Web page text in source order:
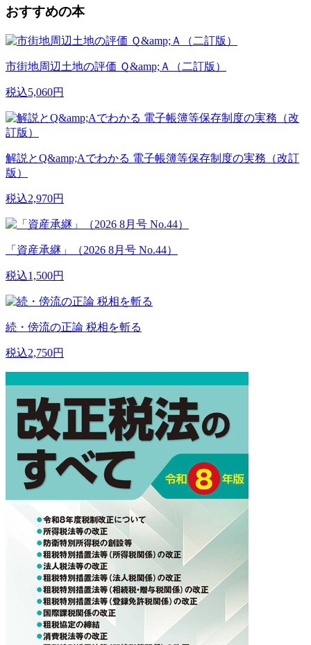
おすすめの本
市街地周辺土地の評価 Ｑ&amp;Ａ（二訂版）
税込5,060円
解説とQ&amp;Aでわかる 電子帳簿等保存制度の実務（改訂
版）
税込2,970円
「資産承継」（2026 8月号 No.44）
税込1,500円
続・傍流の正論 税相を斬る
税込2,750円